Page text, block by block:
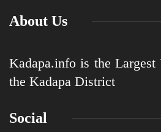
About Us
Kadapa.info is the
the Kadapa District
Social